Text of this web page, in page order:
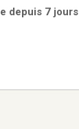
depuis 7 jours